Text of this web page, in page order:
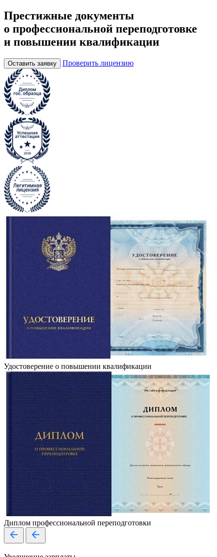
Престижные документы
о профессиональной переподготовке
и повышении квалификации
Оставить заявку Проверить лицензию
Удостоверение о повышении квалификации
Диплом профессиональной переподготовки